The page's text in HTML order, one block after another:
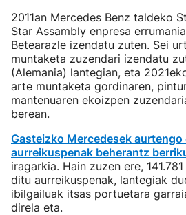
2011an Mercedes Benz taldeko
Star Assambly enpresa
Betearazle izendatu zuten. Sei
muntaketa zuzendari izendatu
(Alemania) lantegian, eta
arte muntaketa gordinaren,
mantenuaren ekoizpen
berean.
Gasteizko Mercedesek aurtengo
aurreikuspenak beherantz
iragarkia. Hain zuzen ere,
ditu aurreikuspenak, lantegiak
ibilgailuak itsas portuetara
direla eta.